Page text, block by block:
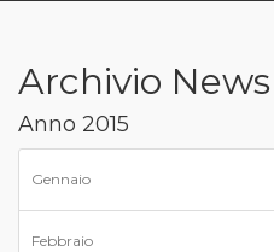
Archivio News
Anno 2015
Gennaio
Febbraio